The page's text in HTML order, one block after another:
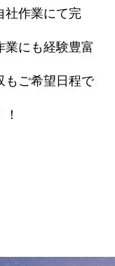
社作業にて完
業にも経験豊富
もご希望日程で